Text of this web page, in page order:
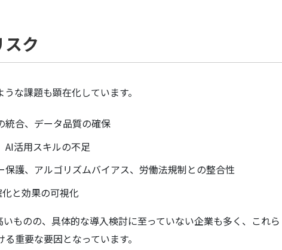
ク
な課題も顕在化しています。
統合、データ品質の確保
AI活用スキルの不足
保護、アルゴリズムバイアス、労働法規制との整合性
と効果の可視化
ものの、具体的な導入検討に至っていない企業も多く、これら
重要な要因となっています。